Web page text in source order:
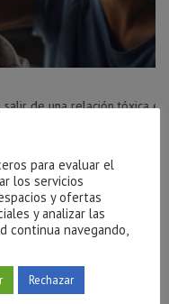
tóxica en Castellón
para evaluar el
los servicios
y ofertas
y analizar las
continua navegando,
Rechazar